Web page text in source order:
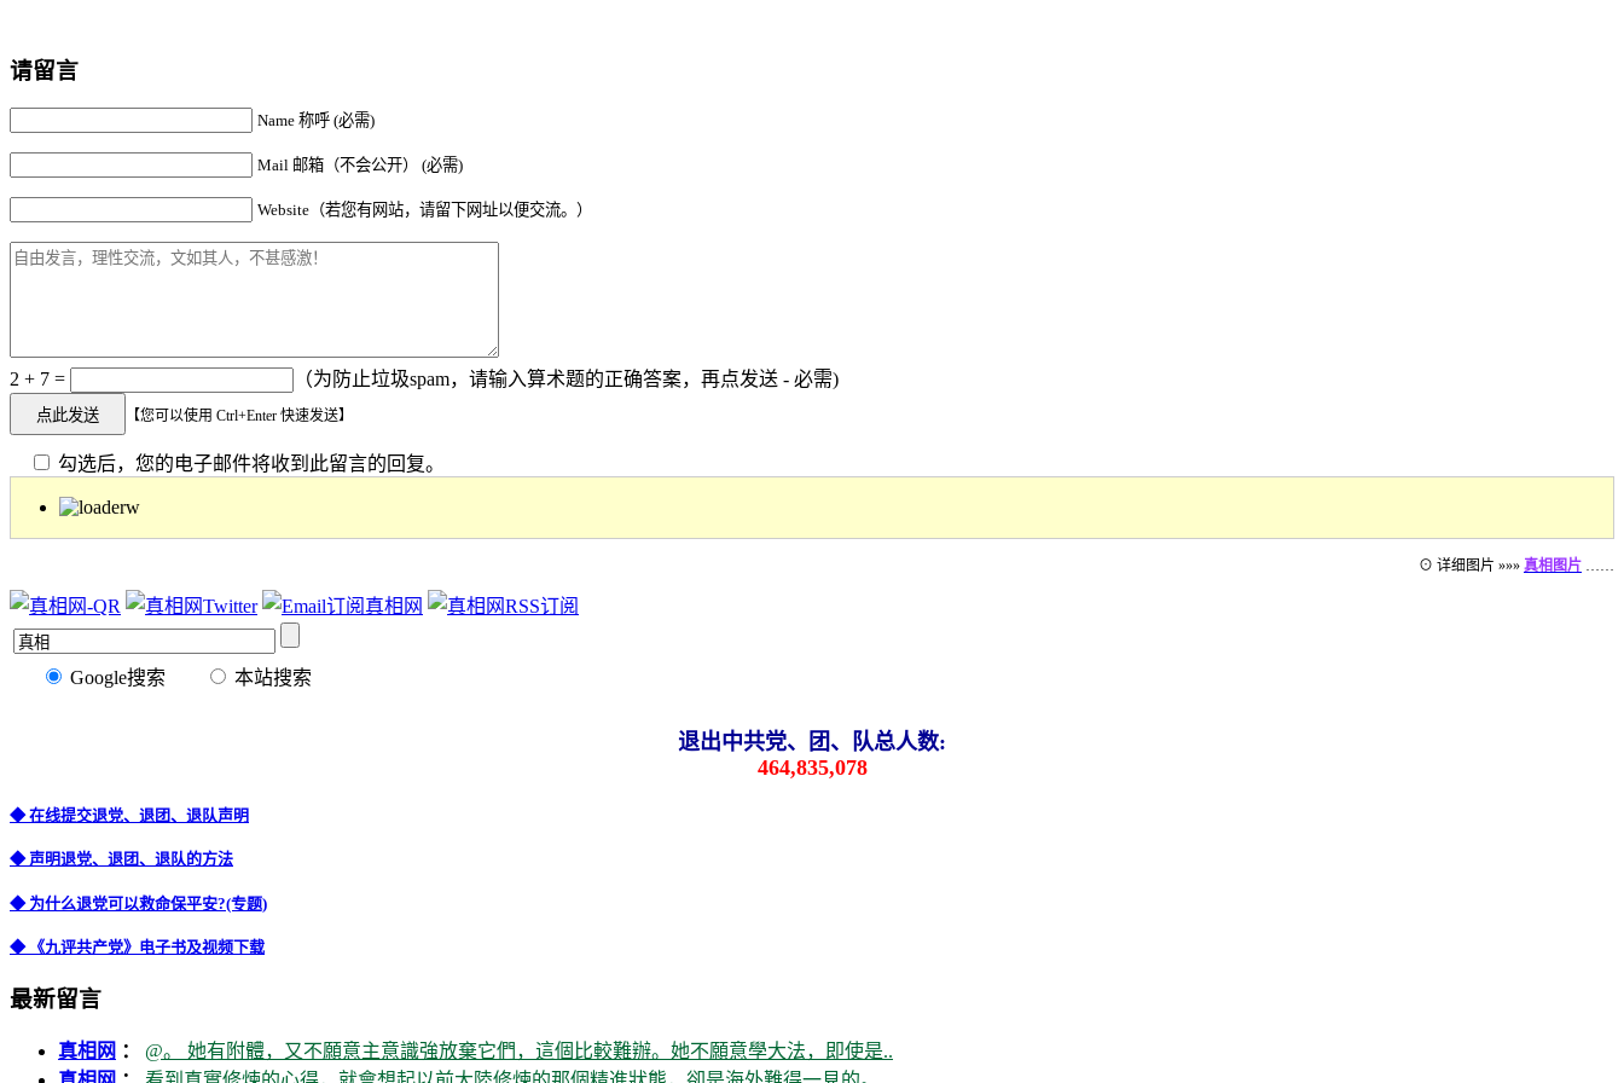
请留言
Name 称呼 (必需)
Mail 邮箱（不会公开） (必需)
Website（若您有网站，请留下网址以便交流。）
2 + 7 = （为防止垃圾spam，请输入算术题的正确答案，再点发送 - 必需)
【您可以使用 Ctrl+Enter 快速发送】
勾选后，您的电子邮件将收到此留言的回复。
⊙ 详细图片 »»» 真相图片 ……
Google搜索 本站搜索
退出中共党、团、队总人数:
464,835,078
◆ 在线提交退党、退团、退队声明
◆ 声明退党、退团、退队的方法
◆ 为什么退党可以救命保平安?(专题)
◆ 《九评共产党》电子书及视频下载
最新留言
真相网 ： @。 她有附體，又不願意主意識強放棄它們，這個比較難辦。她不願意學大法，即使是..